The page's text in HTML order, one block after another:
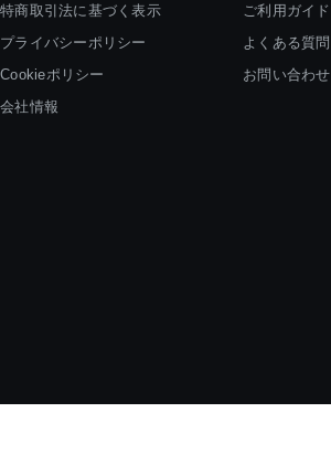
特商取引法に基づく表示
プライバシーポリシー
Cookieポリシー
会社情報
ご利用ガイド
よくある質問
お問い合わせ